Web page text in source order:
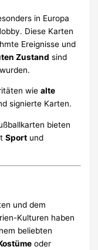
in Europa
Diese Karten
Ereignisse und
Zustand sind
wiealte
signierte Karten.
bieten
Sport und
und dem
Kulturen haben
beliebten
oder